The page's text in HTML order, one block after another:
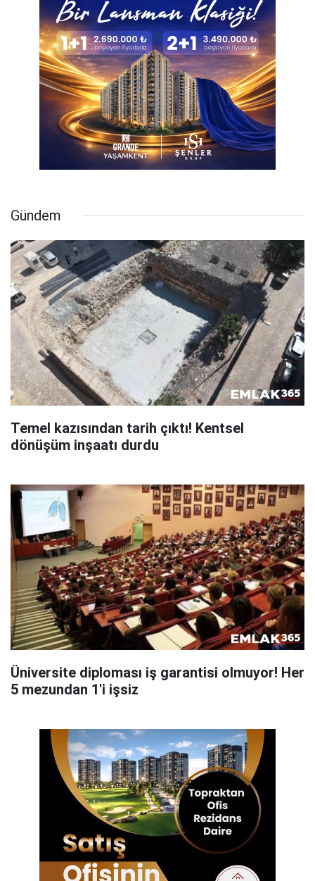
Gündem
Temel kazısından tarih çıktı! Kentsel
dönüşüm inşaatı durdu
Üniversite diploması iş garantisi olmuyor! Her
5 mezundan 1'i işsiz